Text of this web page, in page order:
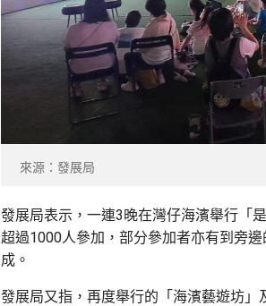
來源：發展局
發展局表示，一連3晚在灣仔海濱舉行「
超過1000人參加，部分參加者亦有到旁
成。
發展局又指，再度舉行的「海濱藝遊坊